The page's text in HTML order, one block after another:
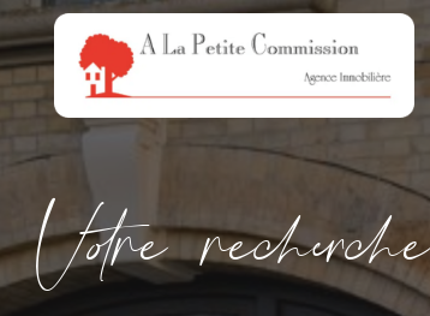
Vore recece